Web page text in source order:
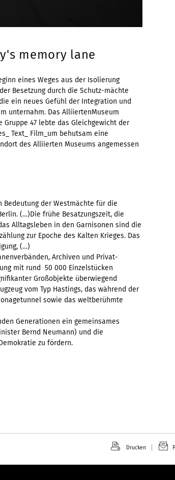
memory lane
eines Weges aus der Isolierung
Besetzung durch die Schutz-mächte
ein neues Gefühl der Integration und
unternahm. Das AlliiertenMuseum
47 lebte das Gleichgewicht der
Text_ Film_um behutsam eine
des Alliierten Museums angemessen
der Westmächte für die
(…)Die frühe Besatzungszeit, die
Alltagsleben in den Garnisonen sind die
zur Epoche des Kalten Krieges. Das
(…)
Archiven und Privat-
mit rund 50 000 Einzelstücken
Großobjekte überwiegend
vom Typ Hastings, das während der
sowie das weltberühmte
Generationen ein gemeinsames
Bernd Neumann) und die
zu fördern.
Drucken